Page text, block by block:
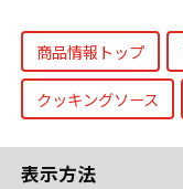
商品情報トップ
クッキングソース
表示方法